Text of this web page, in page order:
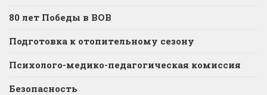
80 лет Победы в ВОВ
Подготовка к отопительному сезону
Психолого-медико-педагогическая комиссия
Безопасность